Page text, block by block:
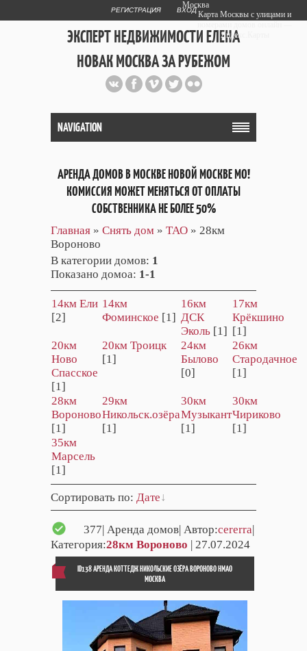
РЕГИСТРАЦИЯ ВХОД
ЭКСПЕРТ НЕДВИЖИМОСТИ ЕЛЕНА
НОВАК МОСКВА ЗА РУБЕЖОМ
Публичный сайт эксперта автора
web дизайнера+7 903 708 1884
NAVIGATION
АРЕНДА ДОМОВ В МОСКВЕ НОВОЙ МОСКВЕ МО!
КОМИССИЯ МОЖЕТ МЕНЯТЬСЯ ОТ ОПЛАТЫ
СОБСТВЕННИКА НЕ БОЛЕЕ 50%
Главная » Снять дом » ТАО » 28км
Вороново
В категории домов: 1
Показано домоа: 1-1
14км Ели
[2]
14км
Фоминское [1]
16км
ДСК
Эколь [1]
17км
Крёкшино
[1]
20км
Ново
Спасское
[1]
20км Троицк
[1]
24км
Былово
[0]
26км
Стародачное
[1]
28км
Вороново
[1]
29км
Никольск.озёра
[1]
30км
Музыкант
[1]
30км
Чириково
[1]
35км
Марсель
[1]
Сортировать по: Дате
377| Аренда домов| Автор:cererra|
Категория:28км Вороново | 27.07.2024
ID138 АРЕНДА КОТТЕДЖ HИКOЛЬCКИЕ ОЗЁРA ВОРОНОВО НМАО
МОСКВА
Москва
Карта Москвы с улицами и
Яндекс.Карты